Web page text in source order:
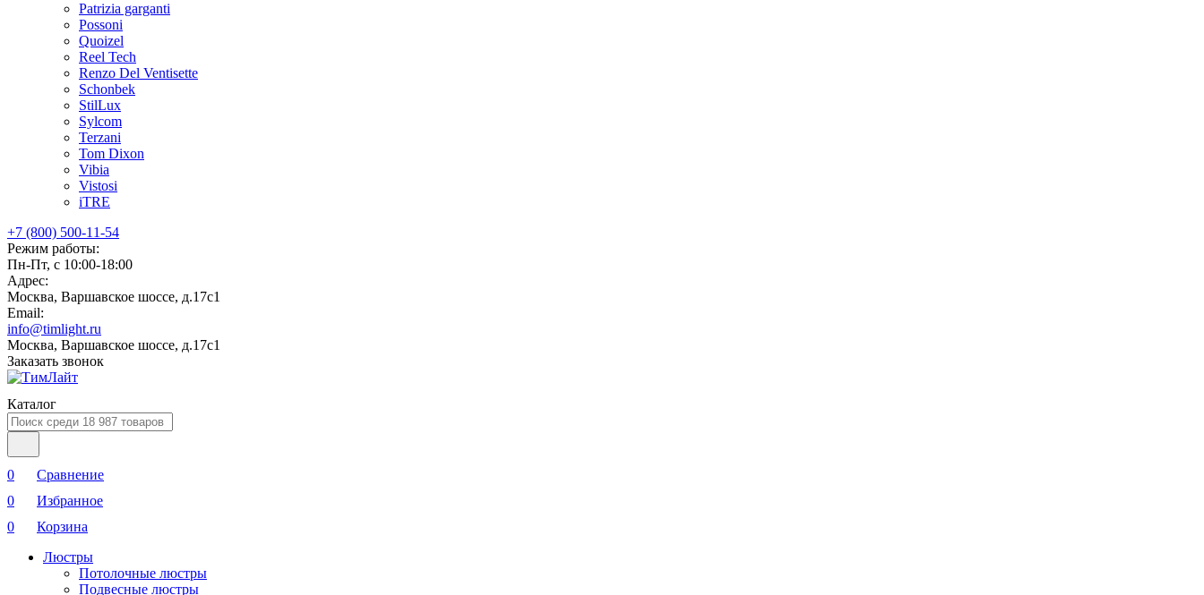
Patrizia garganti
Possoni
Quoizel
Reel Tech
Renzo Del Ventisette
Schonbek
StilLux
Sylcom
Terzani
Tom Dixon
Vibia
Vistosi
iTRE
+7 (800) 500-11-54
Режим работы:
Пн-Пт, с 10:00-18:00
Адрес:
Москва, Варшавское шоссе, д.17c1
Email:
info@timlight.ru
Москва, Варшавское шоссе, д.17c1
Заказать звонок
Каталог
0
Сравнение
0
Избранное
0
Корзина
Люстры
Потолочные люстры
Подвесные люстры